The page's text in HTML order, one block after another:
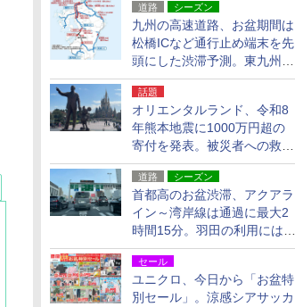
道路 シーズン
九州の高速道路、お盆期間は
松橋ICなど通行止め端末を先
頭にした渋滞予測。東九州道
への迂回は料金調整を実施
話題
オリエンタルランド、令和8
年熊本地震に1000万円超の
寄付を発表。被災者への救援
活動・復旧支援
道路 シーズン
首都高のお盆渋滞、アクアラ
イン～湾岸線は通過に最大2
時間15分。羽田の利用には
「空港西出口」の利用検討を
セール
ユニクロ、今日から「お盆特
別セール」。涼感シアサッカ